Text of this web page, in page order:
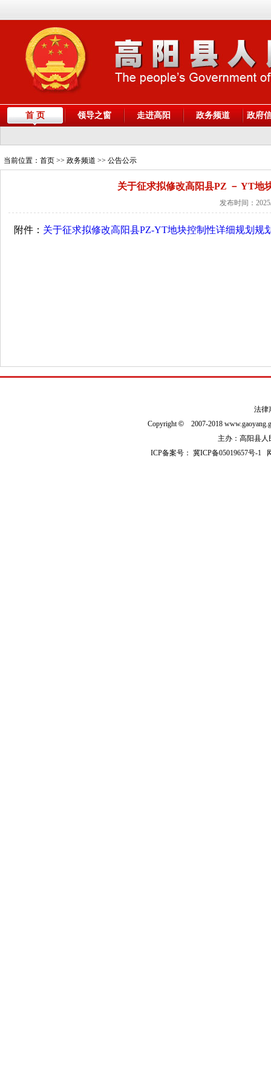
首 页 领导之窗 走进高阳 政务频道 政府
当前位置： 首页 >> 政务频道 >> 公告公示
关于征求拟修改高阳县PZ － YT地
发布时间：
附件： 关于征求拟修改高阳县PZ-YT地块控制性详细规划规
法律
Copyright© 2007-2018
主办：高阳县人
ICP备案号：冀ICP备05019657号-1